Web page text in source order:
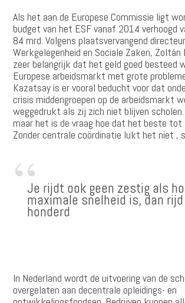
Als het aan de Europese Commissie ligt
budget van het ESF vanaf 2014 verhoogd
84 mrd. Volgens plaatsvervangend
Werkgelegenheid en Sociale Zaken,
zeer belangrijk dat het geld goed besteed
Europese arbeidsmarkt met grote
Kazatsay is er vooral beducht voor dat
crisis middengroepen op de arbeidsmarkt
weggedrukt als zij zich niet blijven
maar het is de vraag hoe dat het beste
Zonder centrale coördinatie lukt het niet ,
Je rijdt ook geen zestig als
maximale snelheid is, dan
honderd
In Nederland wordt de uitvoering van de
overgelaten aan decentrale opleidings- en